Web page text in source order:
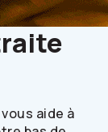
aide à